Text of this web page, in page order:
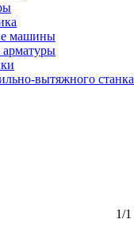
машины
арматуры
вытяжного станка
1/1